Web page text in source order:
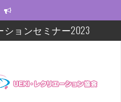
ョンセミナー2023
2021】いよいよ今週末!!
】開講に関するお知らせ